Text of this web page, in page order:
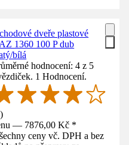
dveře plastové
1360 100 P dub
bílá
hodnocení: 4 z 5
1 Hodnocení.
)
— 7876,00 Kč *
ceny vč. DPH a bez